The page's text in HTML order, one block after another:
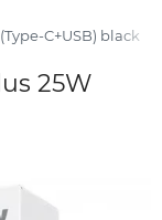
C+USB) black
25W